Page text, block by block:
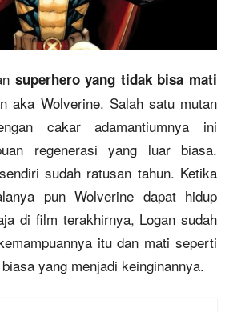
superhero yang tidak bisa mati
aka Wolverine. Salah satu mutan
cakar adamantiumnya ini
regenerasi yang luar biasa.
sudah ratusan tahun. Ketika
pun Wolverine dapat hidup
di film terakhirnya, Logan sudah
itu dan mati seperti
yang menjadi keinginannya.